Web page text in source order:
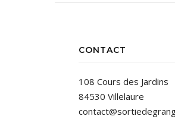
CONTACT
108 Cours des Jardins
84530 Villelaure